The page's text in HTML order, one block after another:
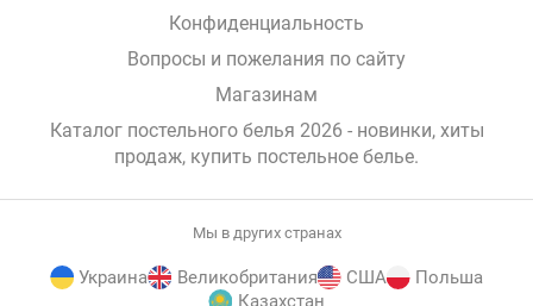
Конфиденциальность
Вопросы и пожелания по сайту
Магазинам
Каталог постельного белья 2026 - новинки, хиты
продаж, купить постельное белье.
Мы в других странах
Украина Великобритания США
Польша
Казахстан